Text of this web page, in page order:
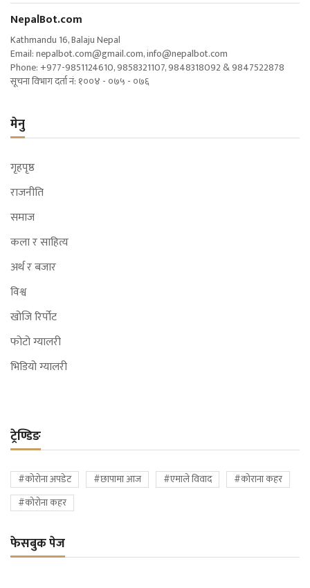
NepalBot.com
Kathmandu 16, Balaju Nepal
Email:nepalbot.com@gmail.com,info@nepalbot.com
Phone: +977-9851124610, 9858321107, 9848318092 & 9847522878
सूचना विभाग दर्ता नं: १००४ - ०७५ - ०७६
मेनु
गृहपृष्ठ
राजनीति
समाज
कला र साहित्य
अर्थ र बजार
विश्व
खोजि रिर्पोट
फोटो ग्यालरी
भिडियो ग्यालरी
ट्रेण्डिङ
#कोरोना अपडेट #छापामा आज #एमाले विवाद
#कोराना कहर
#कोरोना कहर
फेसबुक पेज